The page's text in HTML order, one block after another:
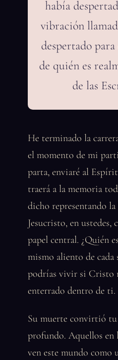
había
vibración
despertado
de quién es
de las
He terminado la
el momento de mi
parta, enviaré al
traerá a la memoria
dicho representando
Jesucristo, en ustedes,
papel central. ¿Quién
mismo aliento de cada
podrías vivir si Cristo
enterrado dentro de ti.
Su muerte convirtió tu
profundo. Aquellos en
ven este mundo como